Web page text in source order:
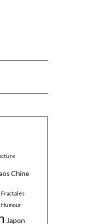
Chine
Fractales
Humour
Japon